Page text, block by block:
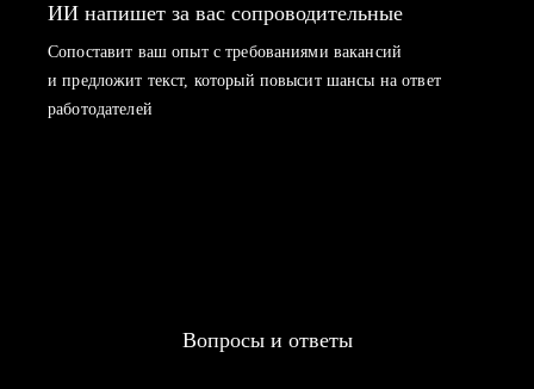
ИИ напишет за вас сопроводительные
Сопоставит ваш опыт с требованиями вакансий
и предложит текст, который повысит шансы на ответ
работодателей
Вопросы и ответы